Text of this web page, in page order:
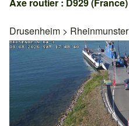
Drusenheim > Rheinmunster